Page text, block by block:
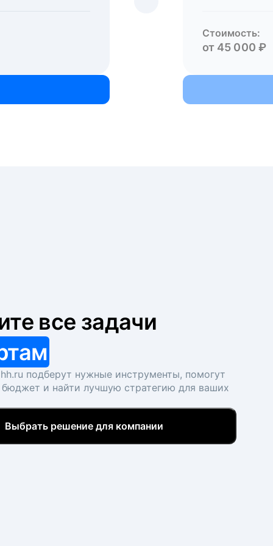
Стоимость:
от 45 000 ₽
все задачи
подберут нужные инструменты, помогут
бюджет и найти лучшую стратегию для ваших
Выбрать решение для компании